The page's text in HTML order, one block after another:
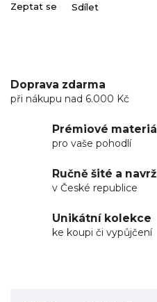
Zeptat se Sdílet
Doprava zdarma
při nákupu nad 6.000 Kč
Prémiové
pro vaše pohodlí
Ručně šité a
v České republice
Unikátní kolekce
ke koupi či vypůjčení